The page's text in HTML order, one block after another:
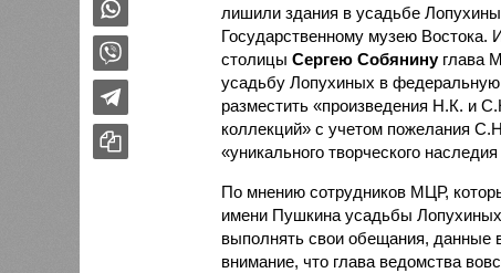
лишили здания в усадьбе
Государственному музею Востока.
столицы Сергею Собянинуглава
усадьбу Лопухиных в федеральную
разместить «произведения Н.К. и
коллекций» с учетом пожелания
«уникального творческого
По мнению сотрудников МЦР,
имени Пушкина усадьбы
выполнять свои обещания, данные
внимание, что глава ведомства